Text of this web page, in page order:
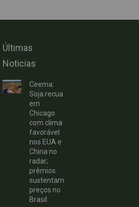
Últimas
Noticias
Ceema:
Soja recua
em
Chicago
com clima
favorável
nos EUA e
China no
radar;
prêmios
sustentam
preços no
Brasil